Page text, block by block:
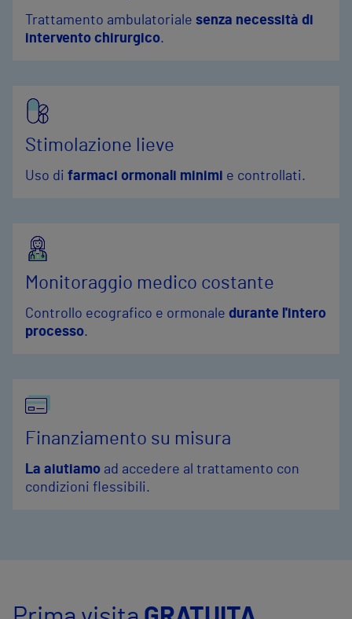
Trattamento ambulatoriale senza necessità di
intervento chirurgico.
Stimolazione lieve
Uso di farmaci ormonali minimi e controllati.
Monitoraggio medico costante
Controllo ecografico e ormonale durante l'intero
processo.
Finanziamento su misura
La aiutiamo ad accedere al trattamento con
condizioni flessibili.